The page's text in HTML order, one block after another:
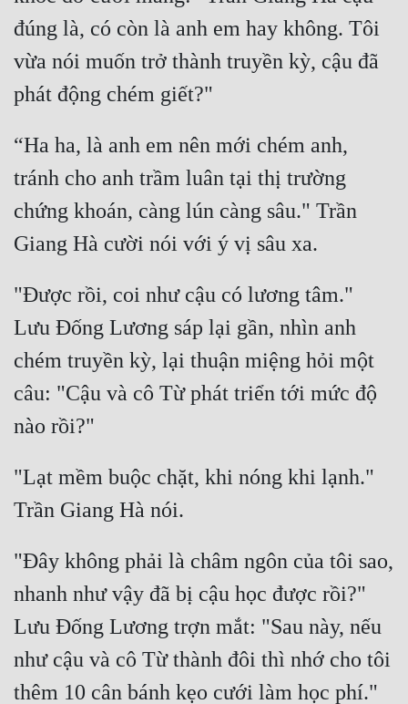
Sủng
Thanh Xuân
Tiên Hiệp
Tiểu Thuyết
Trinh Thám
Triều Đấu
Trùng Sinh
Tu Tiên
Tội Phạm
Vô Địch
Võng Du
Xuyên Nhanh
Điền Văn
đúng là, có còn là anh em hay không. Tôi
vừa nói muốn trở thành truyền kỳ, cậu đã
“Ha ha, là anh em nên mới chém anh,
tránh cho anh trầm luân tại thị trường
chứng khoán, càng lún càng sâu." Trần
"Được rồi, coi như cậu có lương tâm."
Lưu Đống Lương sáp lại gần, nhìn anh
chém truyền kỳ, lại thuận miệng hỏi một
câu: "Cậu và cô Từ phát triển tới mức độ
"Lạt mềm buộc chặt, khi nóng khi lạnh."
"Đây không phải là châm ngôn của tôi sao,
nhanh như vậy đã bị cậu học được rồi?"
Lưu Đống Lương trợn mắt: "Sau này, nếu
như cậu và cô Từ thành đôi thì nhớ cho tôi